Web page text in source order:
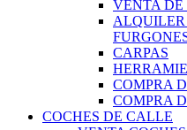
VENTA DE
ALQUILER
CARPAS
COMPRA
COMPRA
COCHES DE CALLE